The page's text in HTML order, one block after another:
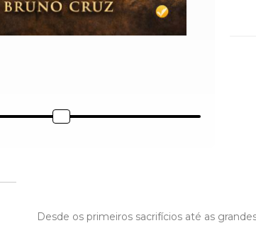
Desde os primeiros sacrifícios até as